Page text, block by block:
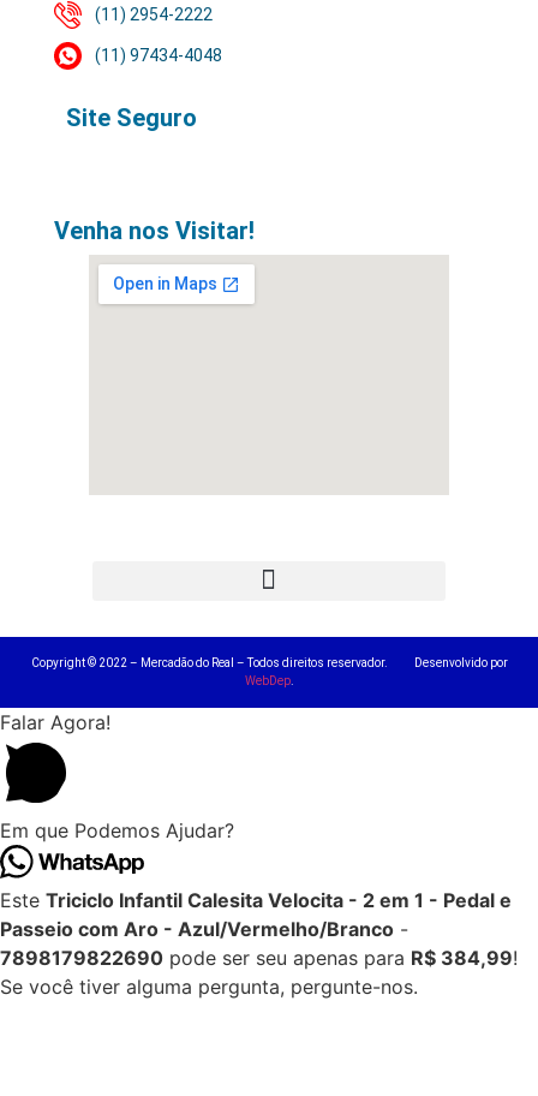
(11) 2954-2222
(11) 97434-4048
Site Seguro
Venha nos Visitar!
Copyright © 2022 – Mercadão do Real – Todos direitos reservador. Desenvolvido por
WebDep.
Falar Agora!
Em que Podemos Ajudar?
Este Triciclo Infantil Calesita Velocita - 2 em 1 - Pedal e
Passeio com Aro - Azul/Vermelho/Branco -
7898179822690 pode ser seu apenas para R$ 384,99!
Se você tiver alguma pergunta, pergunte-nos.